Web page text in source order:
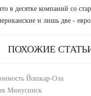
в десятке компаний со
и лишь две -
ПОХОЖИЕ
Йошкар-Ола
Минусинск